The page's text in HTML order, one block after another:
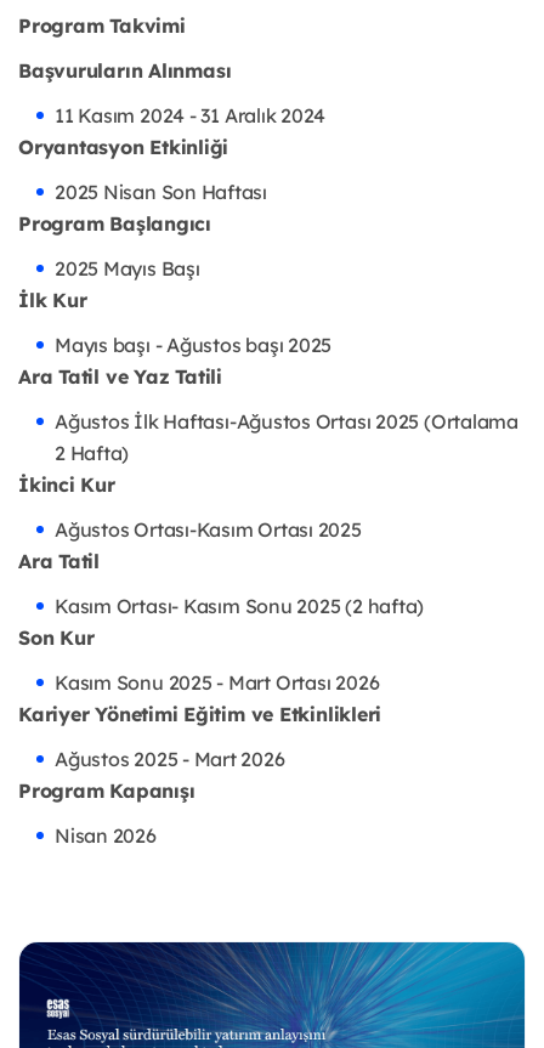
Program Takvimi
Başvuruların Alınması
11 Kasım 2024 - 31 Aralık 2024
Oryantasyon Etkinliği
2025 Nisan Son Haftası
Program Başlangıcı
2025 Mayıs Başı
İlk Kur
Mayıs başı - Ağustos başı 2025
Ara Tatil ve Yaz Tatili
Ağustos İlk Haftası-Ağustos Ortası 2025 (Ortalama
2 Hafta)
İkinci Kur
Ağustos Ortası-Kasım Ortası 2025
Ara Tatil
Kasım Ortası- Kasım Sonu 2025 (2 hafta)
Son Kur
Kasım Sonu 2025 - Mart Ortası 2026
Kariyer Yönetimi Eğitim ve Etkinlikleri
Ağustos 2025 - Mart 2026
Program Kapanışı
Nisan 2026